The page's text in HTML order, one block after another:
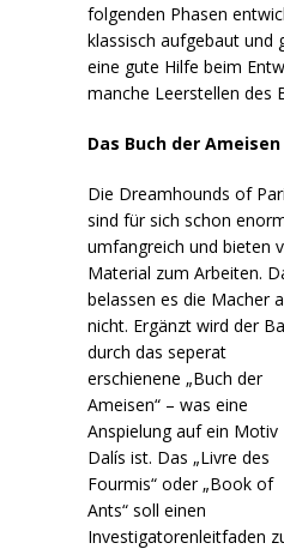
folgenden Phasen
klassisch aufgebaut
eine gute Hilfe beim
manche Leerstellen des
Das Buch der Ameisen
Die Dreamhounds of
sind für sich schon
umfangreich und bieten
Material zum Arbeiten.
belassen es die Macher
nicht. Ergänzt wird der
durch das seperat
erschienene „Buch der
Ameisen“ – was eine
Anspielung auf ein Motiv
Dalís ist. Das „Livre des
Fourmis“ oder „Book of
Ants“ soll einen
Investigatorenleitfaden